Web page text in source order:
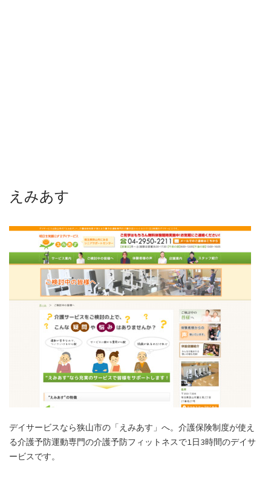
えみあす
デイサービスなら狭山市の「えみあす」へ。介護保険制度が使え
る介護予防運動専門の介護予防フィットネスで1日3時間のデイサ
ービスです。